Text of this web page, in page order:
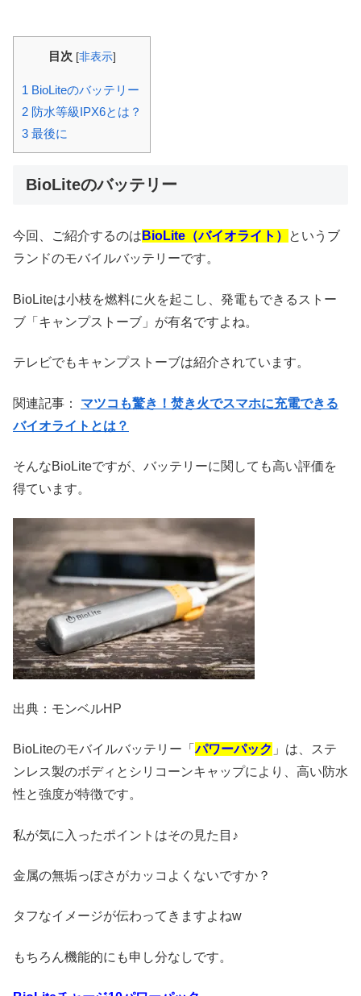
目次 [非表示]
1 BioLiteのバッテリー
2 防水等級IPX6とは？
3 最後に
BioLiteのバッテリー
今回、ご紹介するのは BioLite （バイオライト）
というブ
ランドのモバイルバッテリーです。
BioLiteは小枝を燃料に火を起こし、発電もできるストー
ブ「キャンプストーブ」が有名ですよね。
テレビでもキャンプストーブは紹介されています。
関連記事：
マツコも驚き！焚き火でスマホに充電できる
バイオライトとは？
そんなBioLiteですが、バッテリーに関しても高い評価を
得ています。
出典：モンベルHP
BioLiteのモバイルバッテリー「パワーパック 」は、ステ
ンレス製のボディとシリコーンキャップにより、高い防水
性と強度が特徴です。
私が気に入ったポイントはその見た目♪
金属の無垢っぽさがカッコよくないですか？
タフなイメージが伝わってきますよねw
もちろん機能的にも申し分なしです。